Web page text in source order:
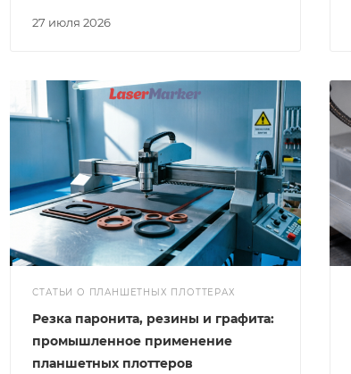
27 июля 2026
СТАТЬИ О ПЛАНШЕТНЫХ ПЛОТТЕРАХ
Резка паронита, резины и графита:
промышленное применение
планшетных плоттеров